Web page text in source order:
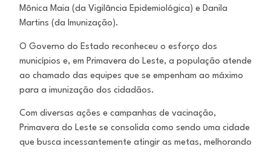
Mônica Maia (da Vigilância Epidemiológica) e Danila
Martins (da Imunização).
O Governo do Estado reconheceu o esforço dos
municípios e, em Primavera do Leste, a população atende
ao chamado das equipes que se empenham ao máximo
para a imunização dos cidadãos.
Com diversas ações e campanhas de vacinação,
Primavera do Leste se consolida como sendo uma cidade
que busca incessantemente atingir as metas, melhorando